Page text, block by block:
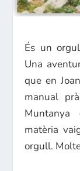
És un
Una
que en
manual
Muntanya
matèria
orgull.